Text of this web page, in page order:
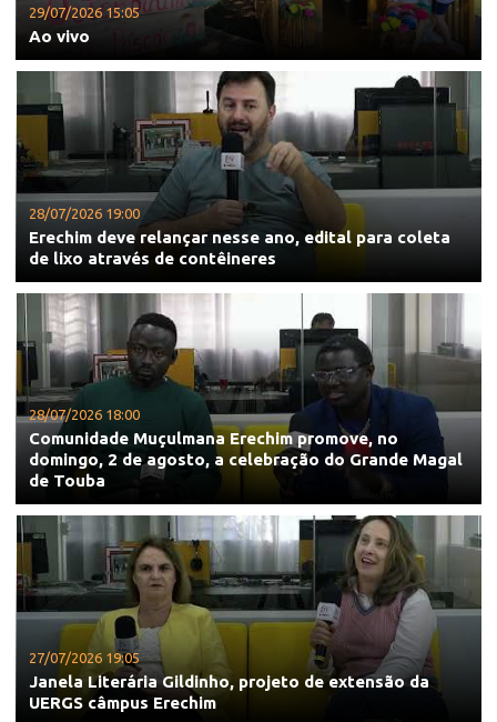
29/07/2026 15:05
Ao vivo
28/07/2026 19:00
Erechim deve relançar nesse ano, edital para coleta
de lixo através de contêineres
28/07/2026 18:00
Comunidade Muçulmana Erechim promove, no
domingo, 2 de agosto, a celebração do Grande Magal
de Touba
27/07/2026 19:05
Janela Literária Gildinho, projeto de extensão da
UERGS câmpus Erechim